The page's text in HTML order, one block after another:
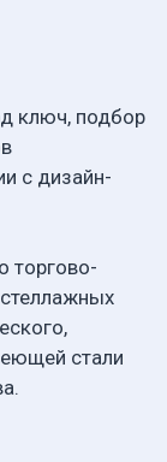
ключ, подбор
с дизайн-
торгово-
стали